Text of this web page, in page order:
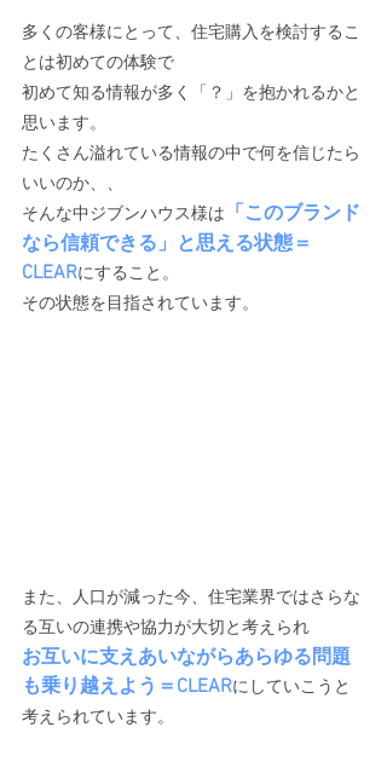
多くの客様にとって、住宅購入を検討するこ
とは初めての体験で
初めて知る情報が多く「？」を抱かれるかと
思います。
たくさん溢れている情報の中で何を信じたら
いいのか、、
そんな中ジブンハウス様は 「このブランド
なら信頼できる」と思える状態＝
CLEARにすること。
その状態を目指されています。
また、人口が減った今、住宅業界ではさらな
る互いの連携や協力が大切と考えられ
お互いに支えあいながらあらゆる問題
も乗り越えよう＝CLEARにしていこうと
考えられています。